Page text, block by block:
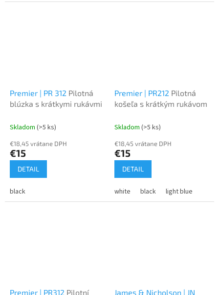
Premier | PR 312 Pilotná
blúzka s krátkymi rukávmi
Skladom (>5 ks)
€18,45 vrátane DPH
€15
DETAIL
black
Premier | PR212 Pilotná
košeľa s krátkým rukávom
Skladom (>5 ks)
€18,45 vrátane DPH
€15
DETAIL
white black light blue
Premier | PR312 Pilotní James & Nicholson | JN